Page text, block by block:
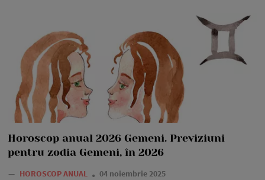
Horoscop anual 2026 Gemeni. Previziuni
pentru zodia Gemeni, în 2026
— HOROSCOP ANUAL 04 noiembrie 2025